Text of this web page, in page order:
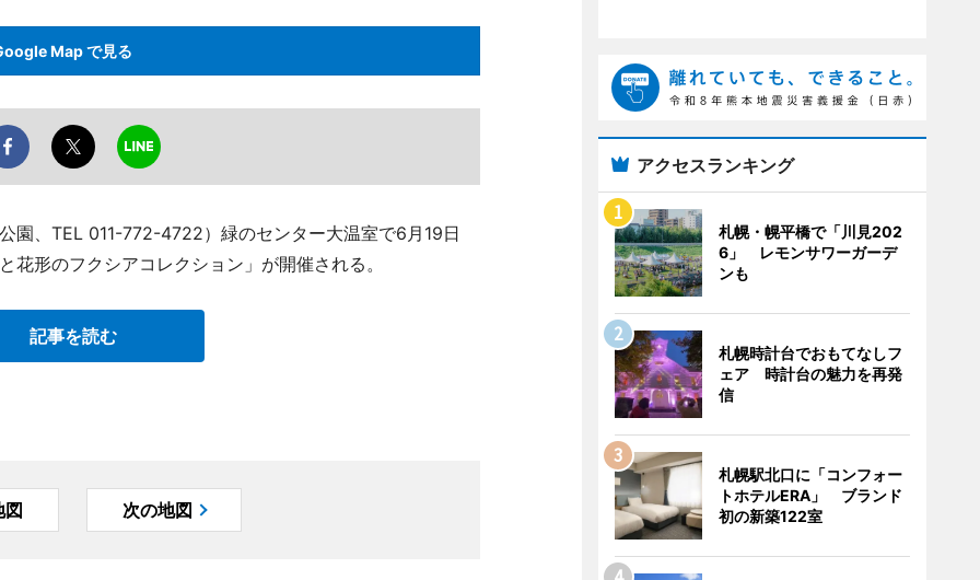
Map で見る
園、TEL 011-772-4722）緑のセンター大温室で6月19日
形のフクシアコレクション」が開催される。
記事を読む
図 次の地図
アクセスランキング
札幌・幌平橋で「川見202
6」 レモンサワーガーデ
ンも
札幌時計台でおもてなしフ
ェア 時計台の魅力を再発
信
札幌駅北口に「コンフォー
トホテルERA」 ブランド
初の新築122室